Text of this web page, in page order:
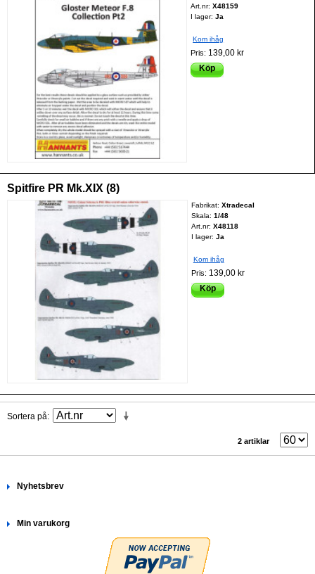
Art.nr:X48159
I lager: Ja
Kom ihåg
Pris: 139,00 kr
Köp
Spitfire PR Mk.XIX (8)
Fabrikat: Xtradecal
Skala: 1/48
Art.nr: X48118
I lager: Ja
Kom ihåg
Pris: 139,00 kr
Köp
Sortera på
2 artiklar
Nyhetsbrev
Min varukorg